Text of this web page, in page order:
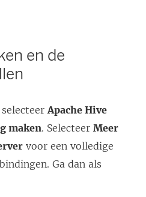
en de
selecteerApache Hive
maken. Selecteer Meer
voor een volledige
Ga dan als